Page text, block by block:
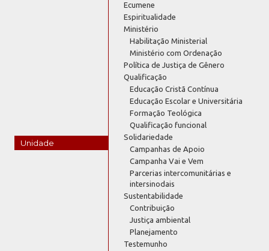
Unidade
Ecumene
Espiritualidade
Ministério
Habilitação Ministerial
Ministério com Ordenação
Política de Justiça de Gênero
Qualificação
Educação Cristã Contínua
Educação Escolar e Universitária
Formação Teológica
Qualificação funcional
Solidariedade
Campanhas de Apoio
Campanha Vai e Vem
Parcerias intercomunitárias e
intersinodais
Sustentabilidade
Contribuição
Justiça ambiental
Planejamento
Testemunho